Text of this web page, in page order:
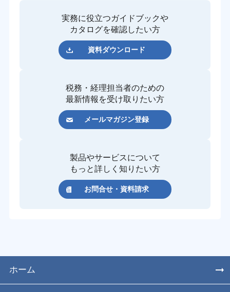
実務に役立つガイドブックや
カタログを確認したい方
資料ダウンロード
税務・経理担当者のための
最新情報を受け取りたい方
メールマガジン登録
製品やサービスについて
もっと詳しく知りたい方
お問合せ・資料請求
ホーム